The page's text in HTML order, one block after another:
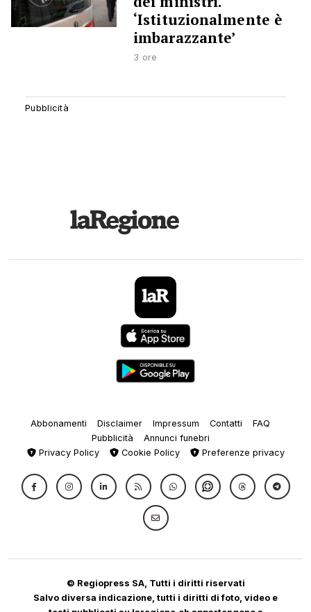
‘Istituzionalmente è
imbarazzante’
3 ore
Abbonamenti Disclaimer Impressum Contatti
FAQ
Pubblicità
Annunci funebri
Privacy Policy
Cookie Policy Preferenze privacy
© Regiopress SA, Tutti i diritti riservati
Salvo diversa indicazione, tutti i diritti di foto, video e